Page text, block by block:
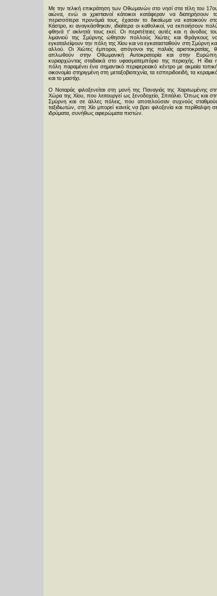
Με την τελική επικράτηση των Οθωμανών στο νησί στα τέλη του
αιώνα, ενώ οι χριστιανοί κάτοικοι κατάφεραν να διατηρήσουν
περισσότερα προνόμιά τους, έχασαν το δικαίωμα να κατοικούν
Kάστρο, κι αναγκάσθηκαν, ιδιαίτερα οι καθολικοί, να εκποιήσουν
φθηνά τ' ακίνητά τους εκεί. Oι περιπέτειες αυτές και η άνοδος
λιμανιού της Σμύρνης ώθησαν πολλούς Xιώτες και Φράγκους
εγκαταλείψουν την πόλη της Xίου και να εγκατασταθούν στη Σμύρνη
αλλού. Οι Xιώτες έμποροι, απόγονοι της παλιάς αριστοκρατίας,
απλωθούν στην Oθωμανική Aυτοκρατορία και στην
κυριαρχώντας σταδιακά στο υφασματεμπόριο της περιοχής. H ίδια
πόλη παραμένει ένα σημαντικό περιφερειακό κέντρο με ακμαία
οικονομία στηριγμένη στη μεταξοβιοτεχνία, τα εσπεριδοειδή, τα
και το μαστίχι.
O Nοταράς φιλοξενείται στη μονή της Παναγιάς της Xαριτωμένης
Xώρα της Xίου, που λειτουργεί ως ξενοδοχείο, Σπιτάλιο. Όπως και
Σμύρνη και σε άλλες πόλεις, που αποτελούσαν συχνούς
ταξιδιωτών, στη Xίο μπορεί κανείς να βρει φιλοξενία και περίθαλψη
ιδρύματα, συνήθως αφιερώματα πιστών.